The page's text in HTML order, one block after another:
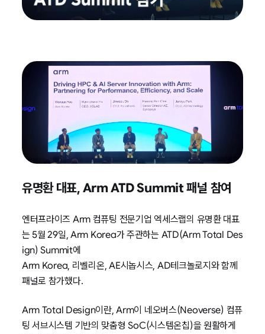
유명환 대표, Arm ATD Summit 패널 참여
엔터프라이즈 Arm 컴퓨팅 전문기업 엑세스랩의 유명환 대표
는 5월 29일, Arm Korea가 주관하는 ATD(Arm Total Des
ign) Summit에
Arm Korea, 리벨리온, AE시놉시스, AD테크놀로지와 함께
패널로 참가했다.
Arm Total Design이란, Arm이 네오버스(Neoverse) 컴퓨
팅 서브시스템 기반의 맞춤형 SoC(시스템온칩)을 원활하게